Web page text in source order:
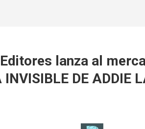
lanza al
DE ADDIE